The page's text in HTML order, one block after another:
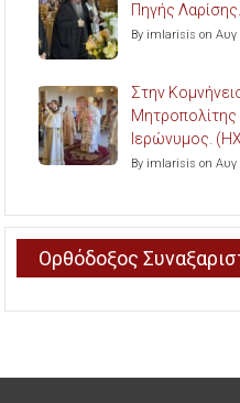
Πηγής Λαρίσης.
By imlarisis on Αυγ
Στην
Μητροπολίτης
Ιερώνυμος.
By imlarisis on Αυγ
Ορθόδοξος